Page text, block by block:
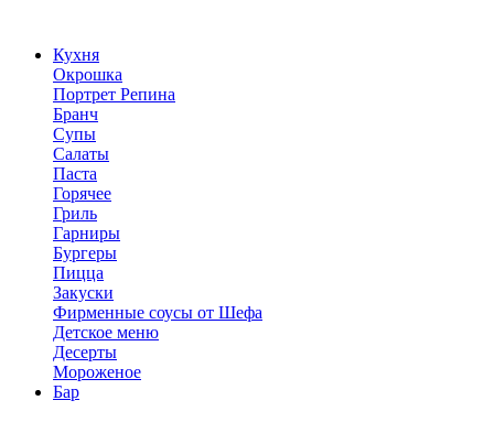
Кухня
Окрошка
Портрет Репина
Бранч
Супы
Салаты
Паста
Горячее
Гриль
Гарниры
Бургеры
Пицца
Закуски
Фирменные соусы от Шефа
Детское меню
Десерты
Мороженое
Бар